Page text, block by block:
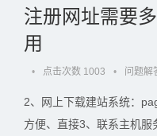
注册网址需要
用
• 点击次数 1003 • 问题解
2、网上下载建站系统：
方便、直接3、联系主机